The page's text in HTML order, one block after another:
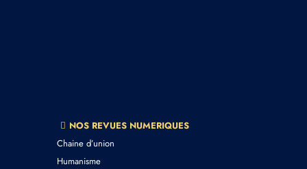
NOS REVUES NUMERIQUES
Chaine d’union
Humanisme